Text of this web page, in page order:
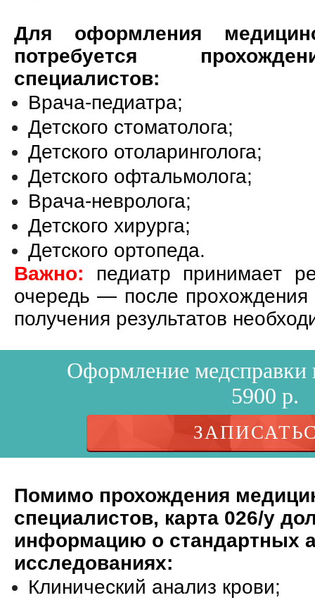
Для оформления
потребуется
специалистов:
Врача-педиатра;
Детского стоматолога;
Детского отоларинголога;
Детского офтальмолога;
Врача-невролога;
Детского хирурга;
Детского ортопеда.
Важно: педиатр принимает
очередь — после прохождения
получения результатов
Оформление медсправки
5900 р.
Помимо прохождения
специалистов, карта 026/у
информацию о стандартных
исследованиях:
Клинический анализ крови;